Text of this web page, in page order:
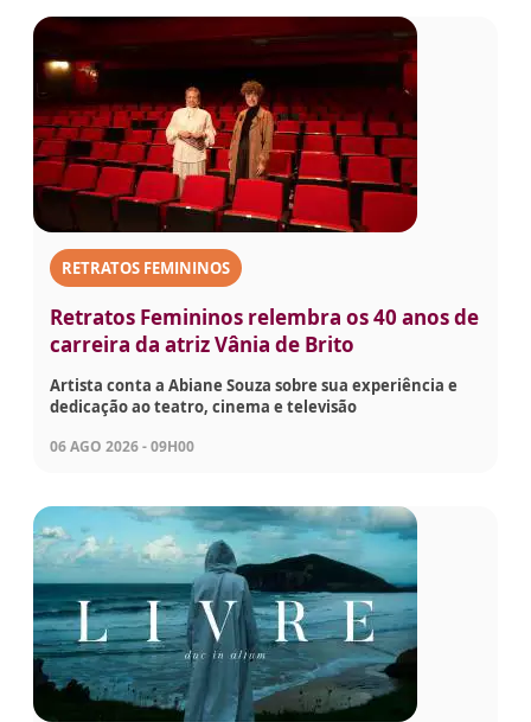
RETRATOS FEMININOS
Retratos Femininos relembra os 40 anos de
carreira da atriz Vânia de Brito
Artista conta a Abiane Souza sobre sua experiência e
dedicação ao teatro, cinema e televisão
06 AGO 2026 - 09H00